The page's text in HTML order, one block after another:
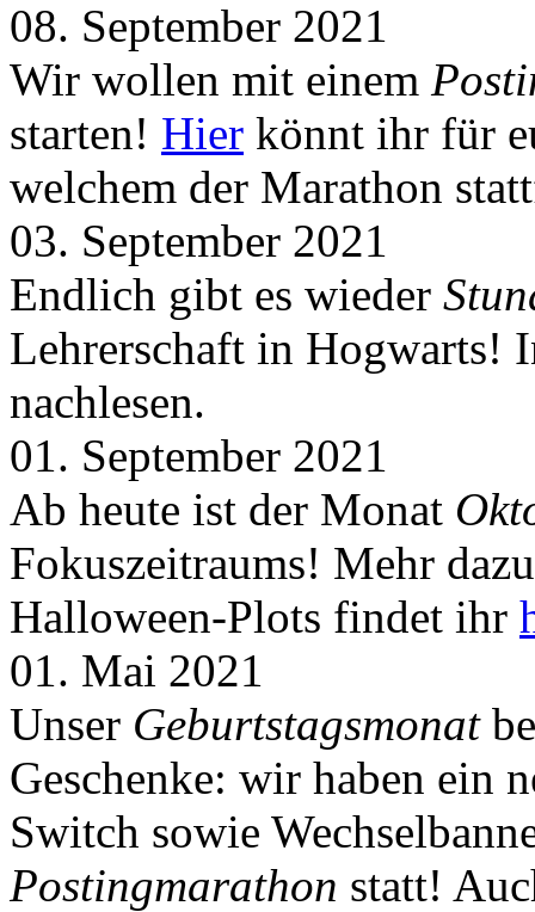
08. September 2021
Wir wollen mit einem
starten! Hier könnt ihr für
welchem der Marathon
03. September 2021
Endlich gibt es wieder
Lehrerschaft in Hogwarts!
nachlesen.
01. September 2021
Ab heute ist der Monat
Fokuszeitraums! Mehr
Halloween-Plots findet ihr
01. Mai 2021
Unser Geburtstagsmonat
Geschenke: wir haben ein
Switch sowie
Postingmarathon statt!